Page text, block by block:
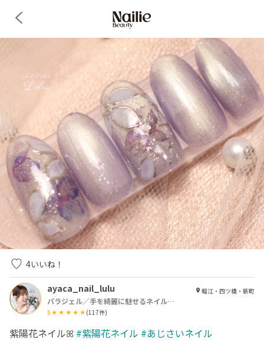
4いいね！
ayaca_nail_lulu
パラジェル／手を綺麗に魅せるネイルサロン Lulu【ルル】
5 (117件)
堀江・四ツ橋・新町
紫陽花ネイルꕤ︎︎ #紫陽花ネイル #あじさいネイル